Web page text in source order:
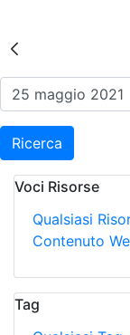
Ricerca
Voci Risorse
Qualsiasi
Contenuto
Tag